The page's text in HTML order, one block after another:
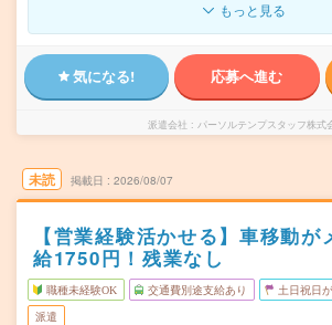
もっと見る
気になる! 応募へ進む
派遣会社 パーソルテンプスタッフ株式
未読 掲載日 2026/08/07
【営業経験活かせる】車移動が
給1750円！残業なし
職種未経験OK 交通費別途支給あり 土日祝日
派遣